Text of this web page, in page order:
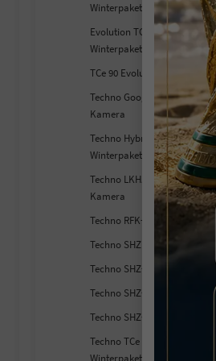
Winterpaket
Evolution TCe 140 EDC
Winterpaket
TCe 90 Evolution
Techno Google+SHZ+360°
Kamera
Techno Hybrid 160 E-Tech
Winterpaket
Techno LKHZ+SHZ+360°-
Kamera
Techno RFK+LED+NAVI+SHZ
Techno SHZ LKHZ 360°
Techno SHZ+LKHZ+LED
Techno SHZ+LKHZ+RFK+Navi
Techno SHZ+NAVI+RFK+LED
Techno TCe 140 EDC
Winterpaket